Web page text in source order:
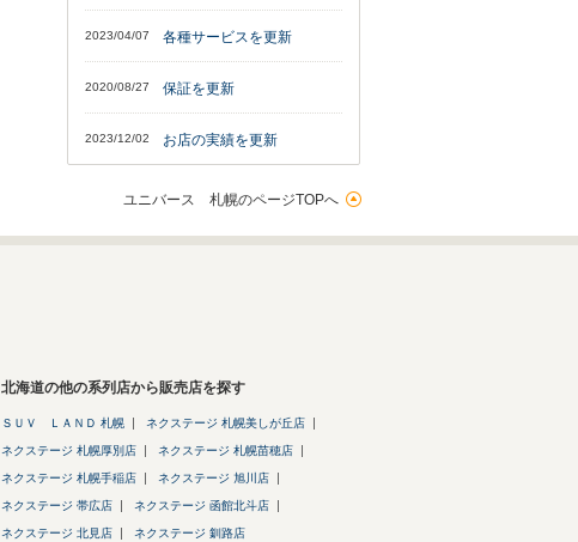
2023/04/07 各種サービスを更新
2020/08/27 保証を更新
2023/12/02 お店の実績を更新
ユニバース 札幌のページTOPへ
北海道の他の系列店から販売店を探す
ＳＵＶ ＬＡＮＤ 札幌 ネクステージ 札幌美しが丘店
ネクステージ 札幌厚別店 ネクステージ 札幌苗穂店
ネクステージ 札幌手稲店 ネクステージ 旭川店
ネクステージ 帯広店 ネクステージ 函館北斗店
ネクステージ 北見店 ネクステージ 釧路店